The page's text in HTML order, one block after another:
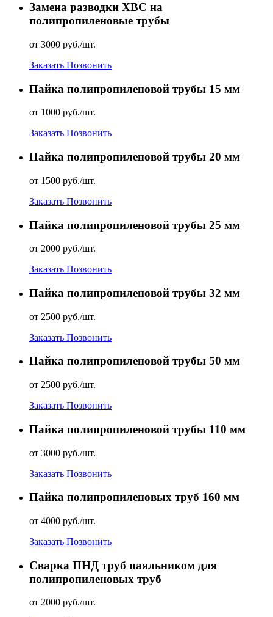
Замена разводки ХВС на
полипропиленовые трубы
от 3000 руб./шт.
Заказать Позвонить
Пайка полипропиленовой трубы 15 мм
от 1000 руб./шт.
Заказать Позвонить
Пайка полипропиленовой трубы 20 мм
от 1500 руб./шт.
Заказать Позвонить
Пайка полипропиленовой трубы 25 мм
от 2000 руб./шт.
Заказать Позвонить
Пайка полипропиленовой трубы 32 мм
от 2500 руб./шт.
Заказать Позвонить
Пайка полипропиленовой трубы 50 мм
от 2500 руб./шт.
Заказать Позвонить
Пайка полипропиленовой трубы 110 мм
от 3000 руб./шт.
Заказать Позвонить
Пайка полипропиленовых труб 160 мм
от 4000 руб./шт.
Заказать Позвонить
Сварка ПНД труб паяльником для
полипропиленовых труб
от 2000 руб./шт.